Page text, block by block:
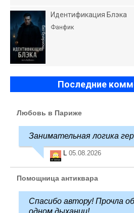
Идентификация Блэка
Фанфик
Последние
Любовь в Париже
Занимательная логика
05.08.2026
Помощница антиквара
Спасибо автору! Прочла
одном дыхании!